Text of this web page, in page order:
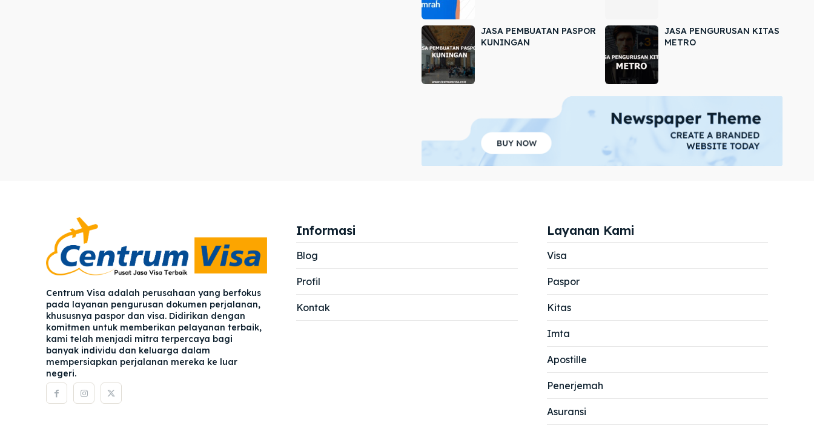
Blog
Cari
Blog
Cari
JASA PEMBUATAN PASPOR
KUNINGAN
JASA PENGURUSAN KITAS
METRO
Centrum Visa adalah perusahaan yang berfokus
pada layanan pengurusan dokumen perjalanan,
khususnya paspor dan visa. Didirikan dengan
komitmen untuk memberikan pelayanan terbaik,
kami telah menjadi mitra terpercaya bagi
banyak individu dan keluarga dalam
mempersiapkan perjalanan mereka ke luar
negeri.
Informasi
Blog
Profil
Kontak
Layanan Kami
Visa
Paspor
Kitas
Imta
Apostille
Penerjemah
Asuransi